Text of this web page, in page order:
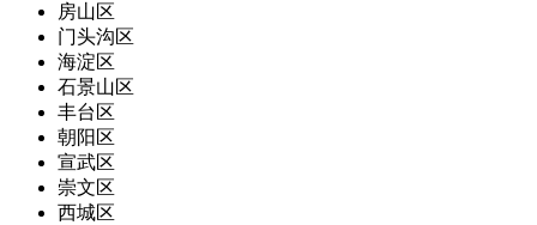
房山区
门头沟区
海淀区
石景山区
丰台区
朝阳区
宣武区
崇文区
西城区